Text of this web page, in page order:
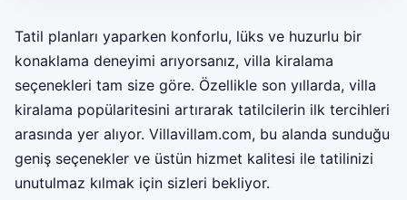
Tatil planları yaparken konforlu, lüks ve huzurlu bir
konaklama deneyimi arıyorsanız, villa kiralama
seçenekleri tam size göre. Özellikle son yıllarda, villa
kiralama popülaritesini artırarak tatilcilerin ilk tercihleri
arasında yer alıyor. Villavillam.com, bu alanda sunduğu
geniş seçenekler ve üstün hizmet kalitesi ile tatilinizi
unutulmaz kılmak için sizleri bekliyor.